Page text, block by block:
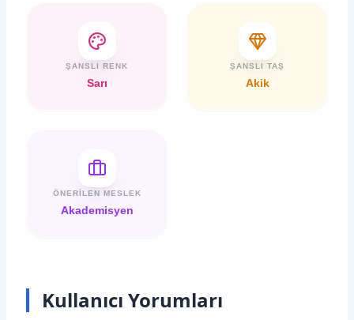
ŞANSLI RENK
Sarı
ŞANSLI TAŞ
Akik
ÖNERILEN MESLEK
Akademisyen
Kullanıcı Yorumları